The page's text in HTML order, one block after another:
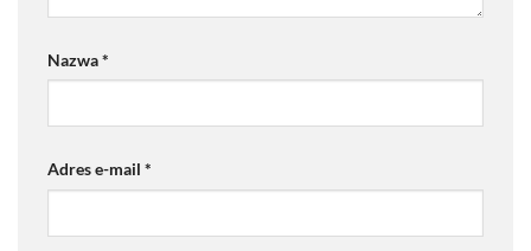
Nazwa*
Adres e-mail *